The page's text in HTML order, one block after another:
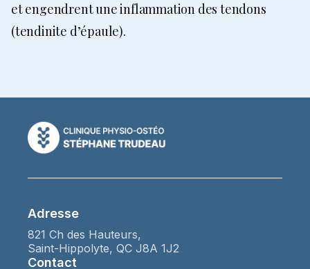
et engendrent une inflammation des tendons
(tendinite d’épaule).
Adresse
821 Ch des Hauteurs,
Saint-Hippolyte, QC J8A 1J2
Contact